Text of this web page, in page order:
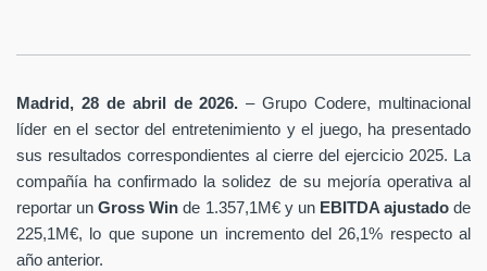
Madrid, 28 de abril de 2026. – Grupo Codere, multinacional
líder en el sector del entretenimiento y el juego, ha presentado
sus resultados correspondientes al cierre del ejercicio 2025. La
compañía ha confirmado la solidez de su mejoría operativa al
reportar unGross Winde 1.357,1M€ y un EBITDA ajustadode
225,1M€, lo que supone un incremento del 26,1% respecto al
año anterior.